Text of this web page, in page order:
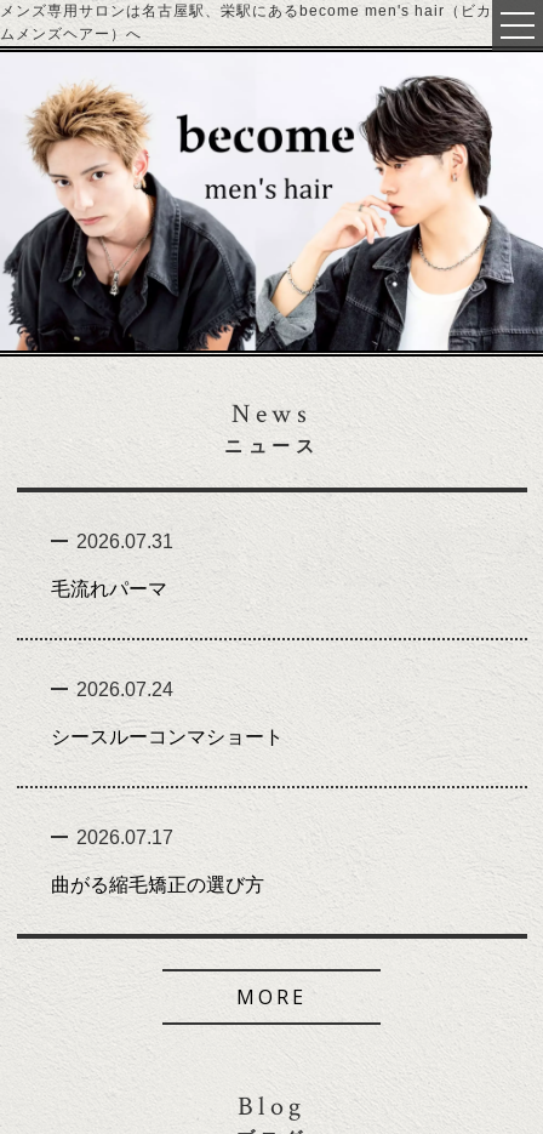
メンズ専用サロンは名古屋駅、栄駅にあるbecome men's hair（ビカ
ムメンズヘアー）へ
TOP
ABOUT
ACCESS
MENU
CUT
COLOR
STRAIGHT
GALLERY
STAFF
NEWS・BLOG
VOICE
RECRUIT
栄-sakae-
News
ニュース
2026.07.31
毛流れパーマ
2026.07.24
シースルーコンマショート
2026.07.17
曲がる縮毛矯正の選び方
MORE
Blog